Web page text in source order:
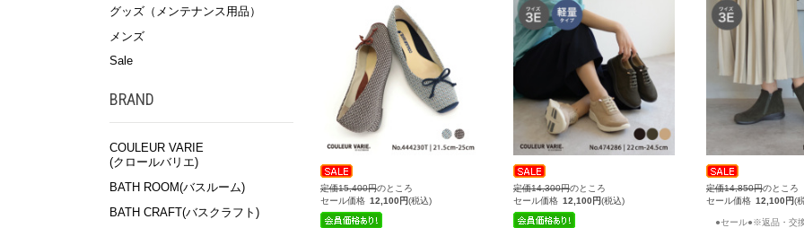
グッズ（メンテナンス用品）
メンズ
Sale
BRAND
COULEUR VARIE
(クロールバリエ)
BATH ROOM(バスルーム)
BATH CRAFT(バスクラフト)
定価15,400円のところ
セール価格 12,100円(税込)
定価14,300円のところ
セール価格 12,100円(税込)
定価14,850円のところ
セール価格 12,100円(
●セール●※返品・交